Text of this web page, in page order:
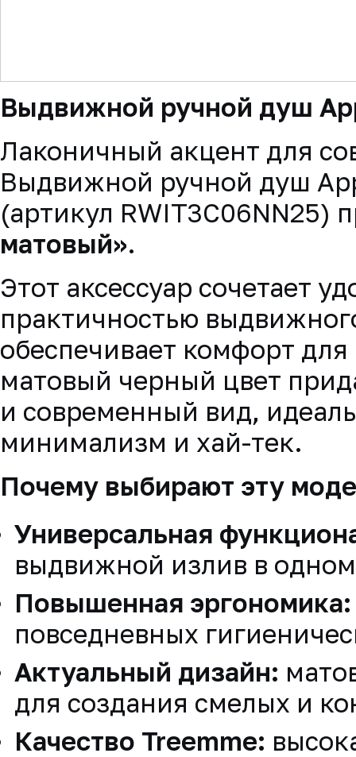
Выдвижной ручной душ
Лаконичный акцент для
Выдвижной ручной душ
(артикул RWIT3C06NN25)
матовый».
Этот аксессуар сочетает
практичностью
обеспечивает комфорт
матовый черный цвет
и современный вид,
минимализм и хай-тек.
Почему выбирают эту
Универсальная
выдвижной излив в
Повышенная эргономика:
повседневных
Актуальный дизайн:
для создания смелых и
Качество Treemme: